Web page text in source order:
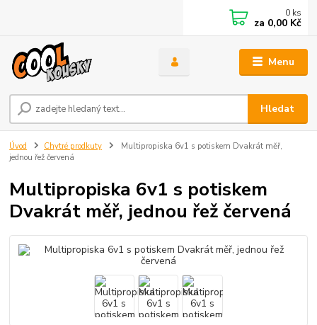
Menu
Hledat
0 ks
za 0,00 Kč
Úvod Chytré prodkuty
Multipropiska 6v1 s potiskem Dvakrát měř,
jednou řež červená
Multipropiska 6v1 s potiskem
Dvakrát měř, jednou řež červená